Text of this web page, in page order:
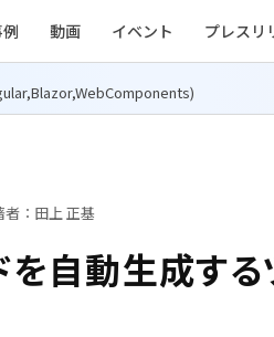
動画 イベント プレスリ
者：田上 正基
自動生成する